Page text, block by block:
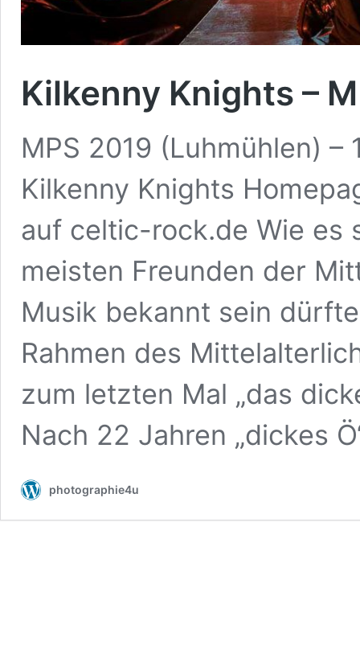
Kilkenny Knights –
MPS 2019 (Luhmühlen) –
Kilkenny Knights
auf celtic-rock.de Wie es
meisten Freunden der
Musik bekannt sein
Rahmen des
zum letzten Mal „das
Nach 22 Jahren „dickes
photographie4u